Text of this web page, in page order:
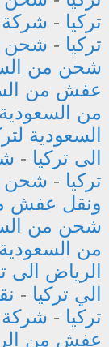
تركيا -
تركيا - شحن
شحن من
عفش من
من السعودية
السعودية
الى تركيا -
تركيا - شحن
ونقل عفش
شحن من
من السعودية
الرياض الى
الي تركيا -
تركيا - شركة
عفش من